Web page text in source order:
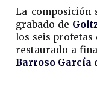
La composición
grabado de
los seis profetas
restaurado a
Barroso García